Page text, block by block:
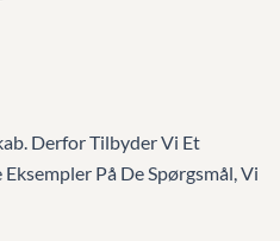
Derfor Tilbyder Vi Et
På De Spørgsmål, Vi